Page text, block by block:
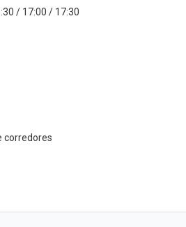
/ 17:00 / 17:30
corredores